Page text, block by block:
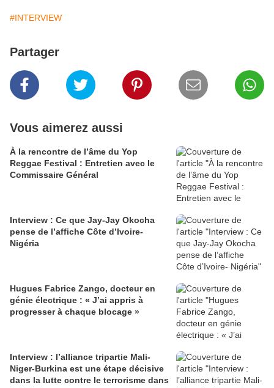
#INTERVIEW
Partager
Vous aimerez aussi
À la rencontre de l’âme du Yop
Reggae Festival : Entretien avec le
Commissaire Général
Interview : Ce que Jay-Jay Okocha
pense de l’affiche Côte d’Ivoire-
Nigéria
Hugues Fabrice Zango, docteur en
génie électrique : « J’ai appris à
progresser à chaque blocage »
Interview : l’alliance tripartie Mali-
Niger-Burkina est une étape décisive
dans la lutte contre le terrorisme dans